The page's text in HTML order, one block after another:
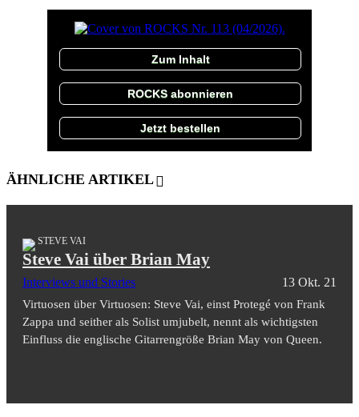
Zum Inhalt
ROCKS abonnieren
Jetzt bestellen
ÄHNLICHE ARTIKEL
STEVE VAI
Steve Vai über Brian May
Interviews und Stories 13 Okt. 21
Virtuosen über Virtuosen: Steve Vai, einst Protegé von Frank
Zappa und seither als Solist umjubelt, nennt als wichtigsten
Einfluss die englische Gitarrengröße Brian May von Queen.